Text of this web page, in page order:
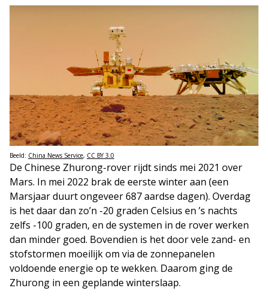
Beeld: China News Service, CC BY 3.0
De Chinese Zhurong-rover rijdt sinds mei 2021 over
Mars. In mei 2022 brak de eerste winter aan (een
Marsjaar duurt ongeveer 687 aardse dagen). Overdag
is het daar dan zo’n -20 graden Celsius en ’s nachts
zelfs -100 graden, en de systemen in de rover werken
dan minder goed. Bovendien is het door vele zand- en
stofstormen moeilijk om via de zonnepanelen
voldoende energie op te wekken. Daarom ging de
Zhurong in een geplande winterslaap.